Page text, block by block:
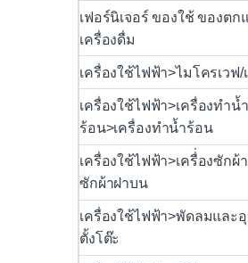
เฟอร์นิเจอร์ ของใช้ ของตก
เครื่องดื่ม
เครื่องใช้ไฟฟ้า>ไมโครเวฟ/
เครื่องใช้ไฟฟ้า>เครื่องทำน้
ร้อน>เครื่องทำน้ำร้อน
เครื่องใช้ไฟฟ้า>เครื่่องซักผ้
ซักผ้าฝาบน
เครื่องใช้ไฟฟ้า>พัดลมแล
ตั้งโต๊ะ